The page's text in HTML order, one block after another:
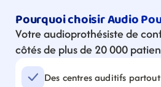
Pourquoi choisir Audio
Votre audioprothésiste de
côtés de plus de 20 000
Des centres auditifs